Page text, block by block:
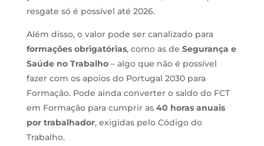
resgate só é possível até 2026.
Além disso, o valor pode ser canalizado para
formações obrigatórias, como as de Segurança e
Saúde no Trabalho– algo que não é possível
fazer com os apoios do Portugal 2030 para
Formação. Pode ainda converter o saldo do FCT
em Formação para cumprir as 40 horas anuais
por trabalhador, exigidas pelo Código do
Trabalho.